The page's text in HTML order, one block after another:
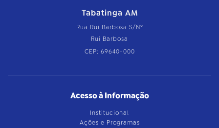
Tabatinga AM
Rua Rui Barbosa S/Nº
Rui Barbosa
CEP: 69640-000
Acesso à Informação
Institucional
Ações e Programas